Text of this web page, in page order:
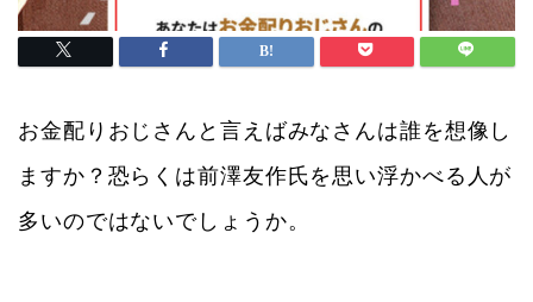
お金配りおじさんと言えばみなさんは誰を想像し
ますか？恐らくは前澤友作氏を思い浮かべる人が
多いのではないでしょうか。